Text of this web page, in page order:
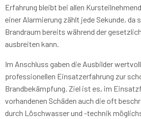
Erfahrung bleibt bei allen
einer Alarmierung zählt jede Sekunde, da
Brandraum bereits während der
ausbreiten kann.
Im Anschluss gaben die Ausbilder
professionellen Einsatzerfahrung zur
Brandbekämpfung. Ziel ist es, im
vorhandenen Schäden auch die oft
durch Löschwasser und -technik